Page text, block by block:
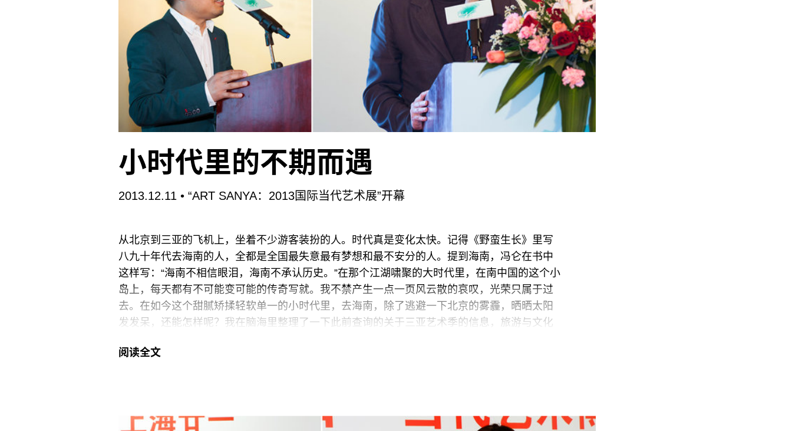
小时代里的不期而遇
2013.12.11 • “ART SANYA：2013国际当代艺术展”开幕
从北京到三亚的飞机上，坐着不少游客装扮的人。时代真是变化太快。记得《野蛮生长》里写
八九十年代去海南的人，全都是全国最失意最有梦想和最不安分的人。提到海南，冯仑在书中
这样写：“海南不相信眼泪，海南不承认历史。”在那个江湖啸聚的大时代里，在南中国的这个小
岛上，每天都有不可能变可能的传奇写就。我不禁产生一点一页风云散的哀叹，光荣只属于过
去。在如今这个甜腻矫揉轻软单一的小时代里，去海南，除了逃避一下北京的雾霾，晒晒太阳
发发呆，还能怎样呢？我在脑海里整理了一下此前查询的关于三亚艺术季的信息，旅游与文化
在这样一个受到商业与外来文化冲击的南国小城，在如此的一个语境下，那些活跃在北方大陆
阅读全文